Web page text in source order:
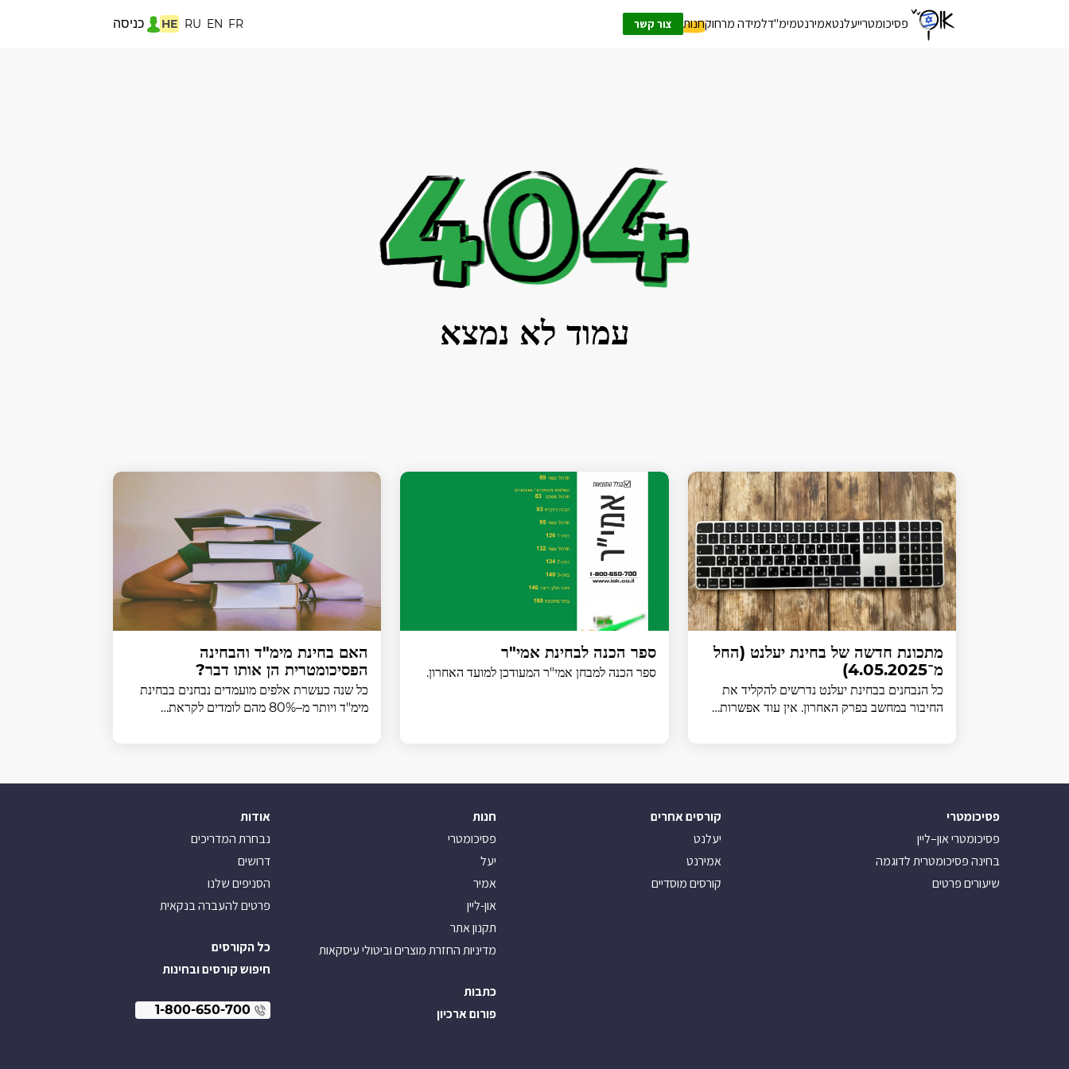
פסיכומטרייעלנטאמירנטמימ"דלמידה מרחוקחנות צור קשר HE RU EN FR כניסה
עמוד לא נמצא
מתכונת חדשה של בחינת יעלנט (החל
מ־4.05.2025)
כל הנבחנים בבחינת יעלנט נדרשים להקליד את
החיבור במחשב בפרק האחרון. אין עוד אפשרות…
ספר הכנה לבחינת אמי"ר
ספר הכנה למבחן אמי"ר המעודכן למועד האחרון.
האם בחינת מימ"ד והבחינה
הפסיכומטרית הן אותו דבר?
כל שנה כעשרת אלפים מועמדים נבחנים בבחינת
מימ"ד ויותר מ–80% מהם לומדים לקראת…
פסיכומטרי
פסיכומטרי און–ליין
בחינה פסיכומטרית לדוגמה
שיעורים פרטים
קורסים אחרים
יעלנט
אמירנט
קורסים מוסדיים
חנות
פסיכומטרי
יעל
אמיר
און-ליין
תקנון אתר
מדיניות החזרת מוצרים וביטולי עיסקאות
כתבות
פורום ארכיון
אודות
נבחרת המדריכים
דרושים
הסניפים שלנו
פרטים להעברה בנקאית
כל הקורסים
חיפוש קורסים ובחינות
1-800-650-700